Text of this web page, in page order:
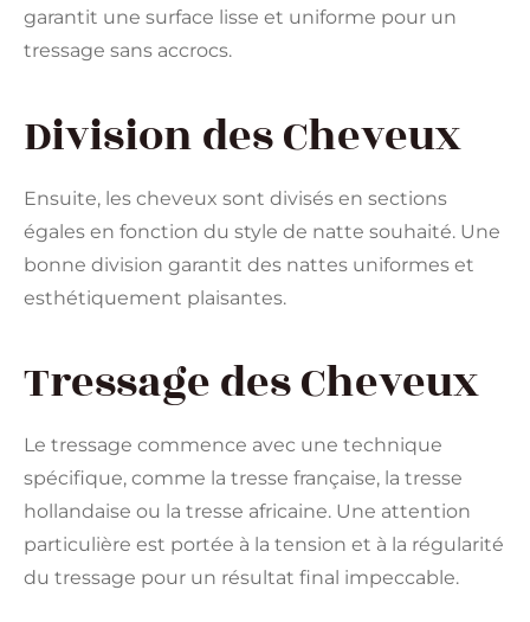
garantit une surface lisse et uniforme pour un
tressage sans accrocs.
Division des Cheveux
Ensuite, les cheveux sont divisés en sections
égales en fonction du style de natte souhaité. Une
bonne division garantit des nattes uniformes et
esthétiquement plaisantes.
Tressage des Cheveux
Le tressage commence avec une technique
spécifique, comme la tresse française, la tresse
hollandaise ou la tresse africaine. Une attention
particulière est portée à la tension et à la régularité
du tressage pour un résultat final impeccable.